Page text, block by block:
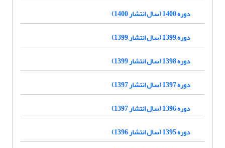
دوره 1400 (سال انتشار 1400)
دوره 1399 (سال انتشار 1399)
دوره 1398 (سال انتشار 1399)
دوره 1397 (سال انتشار 1397)
دوره 1396 (سال انتشار 1397)
دوره 1395 (سال انتشار 1396)